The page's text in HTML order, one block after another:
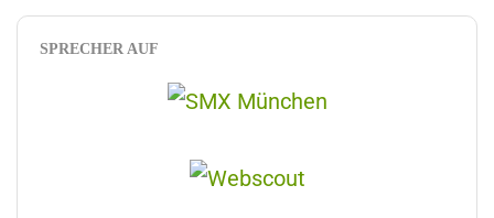
SPRECHER AUF